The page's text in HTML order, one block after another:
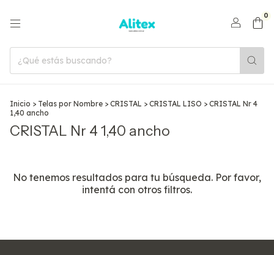
0
Inicio > Telas por Nombre > CRISTAL > CRISTAL LISO > CRISTAL Nr 4
1,40 ancho
CRISTAL Nr 4 1,40 ancho
No tenemos resultados para tu búsqueda. Por favor,
intentá con otros filtros.